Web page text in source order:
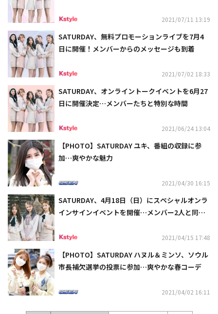
2021/07/11 13:19
SATURDAY、無料プロモーションライブを7月4
日に開催！メンバーからのメッセージも到着
2021/07/02 18:33
SATURDAY、オンライントークイベントを6月27
日に開催決定…メンバーたちと特別な時間
2021/06/24 13:04
【PHOTO】SATURDAY ユキ、番組の収録に参
加…爽やかな魅力
2021/04/30 16:15
SATURDAY、4月18日（日）にスペシャルオンラ
インサインイベントを開催…メンバー2人と同時
2021/04/15 17:48
【PHOTO】SATURDAY ハヌル＆ミンソ、ソウル
市長補欠選挙の投票に参加…爽やかな春コーデ
2021/04/02 16:11